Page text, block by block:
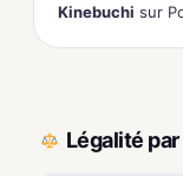
Kinebuchi sur
Légalité